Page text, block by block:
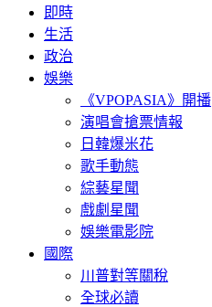
即時
生活
政治
娛樂
《VPOPASIA》開播
演唱會搶票情報
日韓爆米花
歌手動態
綜藝星聞
戲劇星聞
娛樂電影院
國際
川普對等關稅
全球必讀